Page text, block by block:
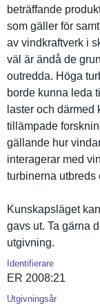
beträffand­e
som gäller för
av vindkraftv­erk i
väl är ändå de
outredda. Höga
borde kunna leda
laster och
tillämpade
gällande hur
interagera­r med
turbinerna utbreds
Kunskapslä­get
gavs ut. Ta gärna
utgivning.
Identifierare
ER 2008:21
Utgivningsår